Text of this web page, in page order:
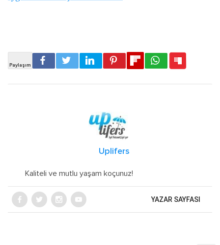
Uplifers
Kaliteli ve mutlu yaşam koçunuz!
YAZAR SAYFASI